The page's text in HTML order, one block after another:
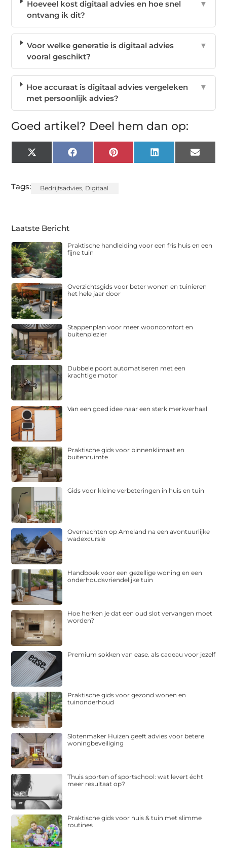
Hoeveel kost digitaal advies en hoe snel
ontvang ik dit?
▼
Voor welke generatie is digitaal advies
vooral geschikt?
▼
Hoe accuraat is digitaal advies vergeleken
met persoonlijk advies?
▼
Goed artikel? Deel hem dan op:
X
(Twitter)
FacebookPinterest LinkedIn Email
Tags: Bedrijfsadvies, Digitaal
Laatste Bericht
Praktische handleiding voor een fris huis en een
fijne tuin
Overzichtsgids voor beter wonen en tuinieren
het hele jaar door
Stappenplan voor meer wooncomfort en
buitenplezier
Dubbele poort automatiseren met een
krachtige motor
Van een goed idee naar een sterk merkverhaal
Praktische gids voor binnenklimaat en
buitenruimte
Gids voor kleine verbeteringen in huis en tuin
Overnachten op Ameland na een avontuurlijke
wadexcursie
Handboek voor een gezellige woning en een
onderhoudsvriendelijke tuin
Hoe herken je dat een oud slot vervangen moet
worden?
Premium sokken van ease. als cadeau voor jezelf
Praktische gids voor gezond wonen en
tuinonderhoud
Slotenmaker Huizen geeft advies voor betere
woningbeveiliging
Thuis sporten of sportschool: wat levert écht
meer resultaat op?
Praktische gids voor huis & tuin met slimme
routines